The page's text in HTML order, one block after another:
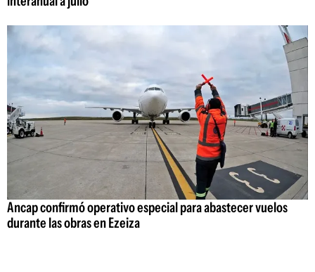
Ancap confirmó operativo especial para abastecer vuelos
durante las obras en Ezeiza